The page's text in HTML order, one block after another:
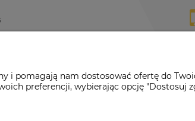
9a| 66-200 Świebodzin |tel: 660-261-
pomagają nam dostosować ofertę do
preferencji, wybierając opcję "Dostosuj